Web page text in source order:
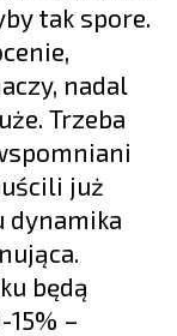
tak spore.
nadal
Trzeba
już
dynamika
będą
–